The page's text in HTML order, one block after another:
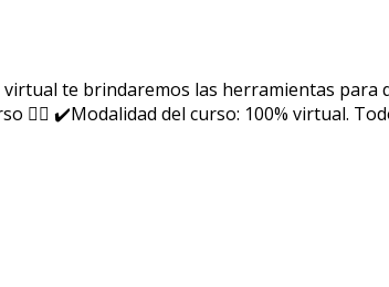
virtual te brindaremos las herramientas para
✔️Modalidad del curso: 100% virtual.